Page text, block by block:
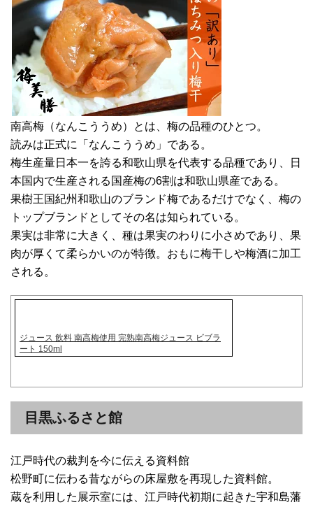
南高梅（なんこううめ）とは、梅の品種のひとつ。
読みは正式に「なんこううめ」である。
梅生産量日本一を誇る和歌山県を代表する品種であり、日
本国内で生産される国産梅の6割は和歌山県産である。
果樹王国紀州和歌山のブランド梅であるだけでなく、梅の
トップブランドとしてその名は知られている。
果実は非常に大きく、種は果実のわりに小さめであり、果
肉が厚くて柔らかいのが特徴。おもに梅干しや梅酒に加工
される。
ジュース 飲料 南高梅使用 完熟南高梅ジュース ビブラ
ート 150ml
目黒ふるさと館
江戸時代の裁判を今に伝える資料館
松野町に伝わる昔ながらの床屋敷を再現した資料館。
蔵を利用した展示室には、江戸時代初期に起きた宇和島藩